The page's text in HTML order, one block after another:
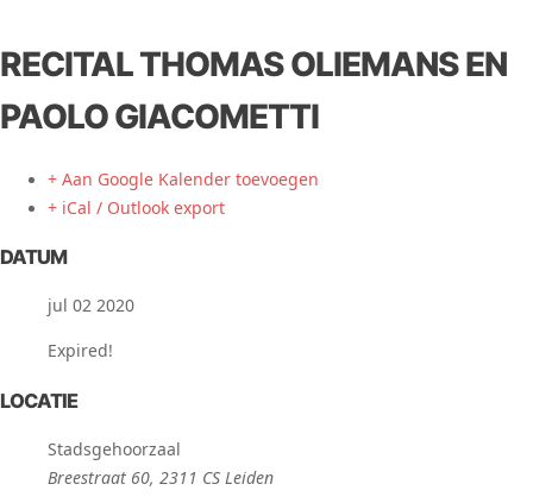
RECITAL THOMAS OLIEMANS EN
PAOLO GIACOMETTI
+ Aan Google Kalender toevoegen
+ iCal / Outlook export
DATUM
jul 02 2020
Expired!
LOCATIE
Stadsgehoorzaal
Breestraat 60, 2311 CS Leiden